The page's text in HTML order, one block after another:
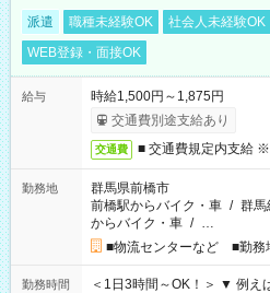
派遣 職種未経験OK 社会人未経験OK
WEB登録・面接OK
給与
時給1,500円～1,875円
交通費別途支給あり
交通費 ■ 交通費規定内支給
勤務地
群馬県前橋市
前橋駅からバイク・車 / 群馬
からバイク・車 / …
■物流センターなど ■勤務
勤務時間
＜1日3時間～OK！＞ ▼ 例えば… ▼ 15:00～18:00 15:00～